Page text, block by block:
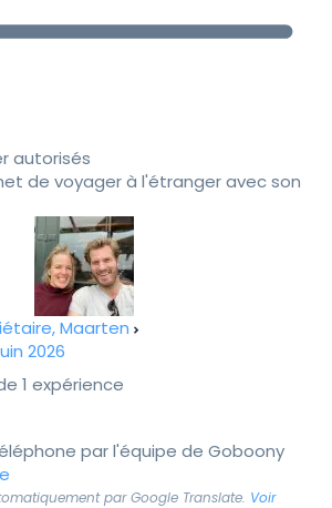
autorisés
de voyager à l'étranger avec son
Maarten
2026
1 expérience
par l'équipe de Goboony
par Google Translate. Voir